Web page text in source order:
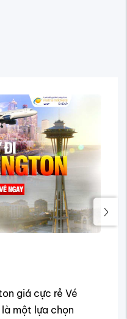
giá cực rẻ Vé